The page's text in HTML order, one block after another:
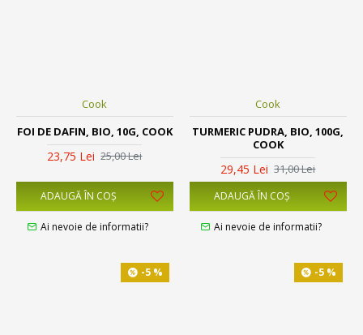
Cook
FOI DE DAFIN, BIO, 10G, COOK
23,75 Lei 25,00 Lei
ADAUGĂ ÎN COŞ
Ai nevoie de informatii?
Cook
TURMERIC PUDRA, BIO, 100G,
COOK
29,45 Lei 31,00 Lei
ADAUGĂ ÎN COŞ
Ai nevoie de informatii?
-5 % -5 %